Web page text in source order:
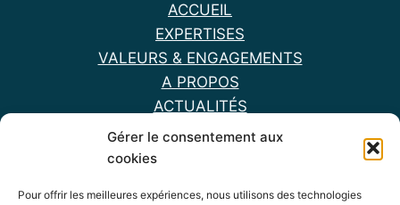
Gérer le consentement aux
cookies
Pour offrir les meilleures expériences, nous utilisons des technologies
ACCUEIL
EXPERTISES
VALEURS & ENGAGEMENTS
A PROPOS
ACTUALITÉS
HONORAIRES
ME CONTACTER